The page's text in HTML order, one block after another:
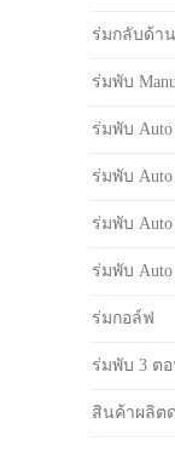
ร่มกลับด้าน
ร่มพับ
ร่มพับ Auto
ร่มพับ Auto
ร่มพับ Auto
ร่มพับ Auto
ร่มกอล์ฟ
ร่มพับ 3 ต
สินค้าผลิต